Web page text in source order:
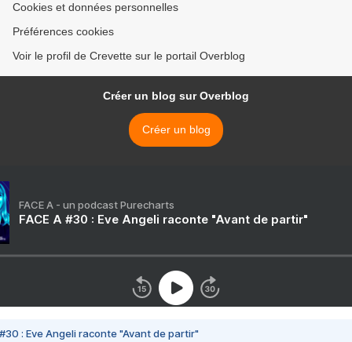
Cookies et données personnelles
Préférences cookies
Voir le profil de Crevette sur le portail Overblog
Créer un blog sur Overblog
Créer un blog
FACE A - un podcast Purecharts
FACE A #30 : Eve Angeli raconte "Avant de partir"
#30 : Eve Angeli raconte "Avant de partir"